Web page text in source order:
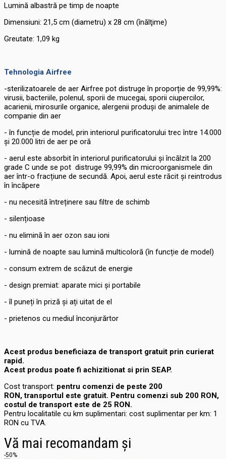
Lumină albastră pe timp de noapte
Dimensiuni: 21,5 cm (diametru) x 28 cm (înălţime)
Greutate: 1,09 kg
Tehnologia Airfree
-sterilizatoarele de aer Airfree pot distruge în proporție de 99,99%:
virusii, bacteriile, polenul, sporii de mucegai, sporii ciupercilor,
acarienii, mirosurile organice, alergenii produși de animalele de
companie din aer
- în funcție de model, prin interiorul purificatorului trec între 14.000
și 20.000 litri de aer pe oră
- aerul este absorbit în interiorul purificatorului și încălzit la 200
grade C unde se pot distruge 99,99% din microorganismele din
aer într-o fracțiune de secundă. Apoi, aerul este răcit și reintrodus
în încăpere
- nu necesită întreținere sau filtre de schimb
- silențioase
- nu elimină în aer ozon sau ioni
- lumină de noapte sau lumină multicoloră (în funcție de model)
- consum extrem de scăzut de energie
- design premiat: aparate mici și portabile
- îl puneți în priză și ați uitat de el
- prietenos cu mediul înconjurărtor
Acest produs beneficiaza de transport gratuit prin curierat
rapid.
Acest produs poate fi achizitionat si prin SEAP.
Cost transport: pentru comenzi de peste 200
RON, transportul este gratuit. Pentru comenzi sub 200 RON,
costul de transport este de 25 RON.
Pentru localitatile cu km suplimentari: cost suplimentar per km: 1
RON cu TVA.
Vă mai recomandam și
-50%